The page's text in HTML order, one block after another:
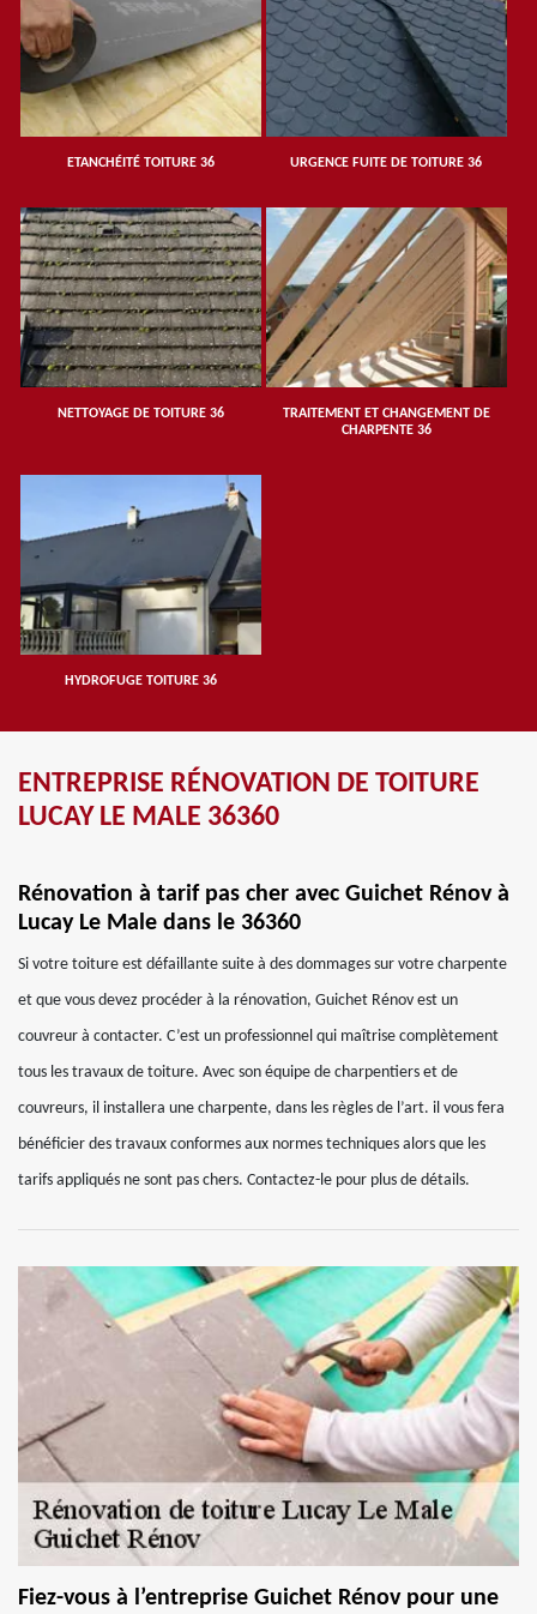
ETANCHÉITÉ TOITURE 36 URGENCE FUITE DE TOITURE 36
NETTOYAGE DE TOITURE 36
TRAITEMENT ET CHANGEMENT DE
CHARPENTE 36
HYDROFUGE TOITURE 36
ENTREPRISE RÉNOVATION DE TOITURE
LUCAY LE MALE 36360
Rénovation à tarif pas cher avec Guichet Rénov à
Lucay Le Male dans le 36360
Si votre toiture est défaillante suite à des dommages sur votre charpente
et que vous devez procéder à la rénovation, Guichet Rénov est un
couvreur à contacter. C’est un professionnel qui maîtrise complètement
tous les travaux de toiture. Avec son équipe de charpentiers et de
couvreurs, il installera une charpente, dans les règles de l’art. il vous fera
bénéficier des travaux conformes aux normes techniques alors que les
tarifs appliqués ne sont pas chers. Contactez-le pour plus de détails.
Fiez-vous à l’entreprise Guichet Rénov pour une